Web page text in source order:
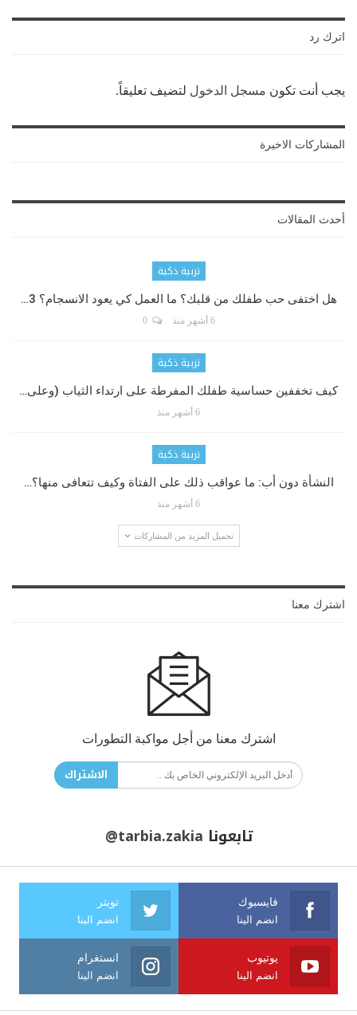
اترك رد
يجب أنت تكون مسجل الدخول لتضيف تعليقاً.
المشاركات الاخيرة
أحدث المقالات
تربية ذكية
هل اختفى حب طفلك من قلبك؟ ما العمل كي يعود الانسجام؟ 3…
6 أشهر منذ 0
تربية ذكية
كيف تخففين حساسية طفلك المفرطة على ارتداء الثياب (وعلى…
6 أشهر منذ
تربية ذكية
النشأة دون أب: ما عواقب ذلك على الفتاة وكيف تتعافى منها؟…
6 أشهر منذ
تحميل المزيد من المشاركات
اشترك معنا
اشترك معنا من أجل مواكبة التطورات
الاشتراك
تابعونا @tarbia.zakia
فايسبوك
انضم الينا
تويتر
انضم الينا
يوتيوب
انضم الينا
انستغرام
انضم الينا